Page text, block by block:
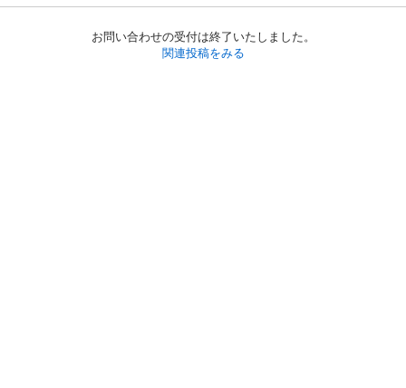
お問い合わせの受付は終了いたしました。
関連投稿をみる